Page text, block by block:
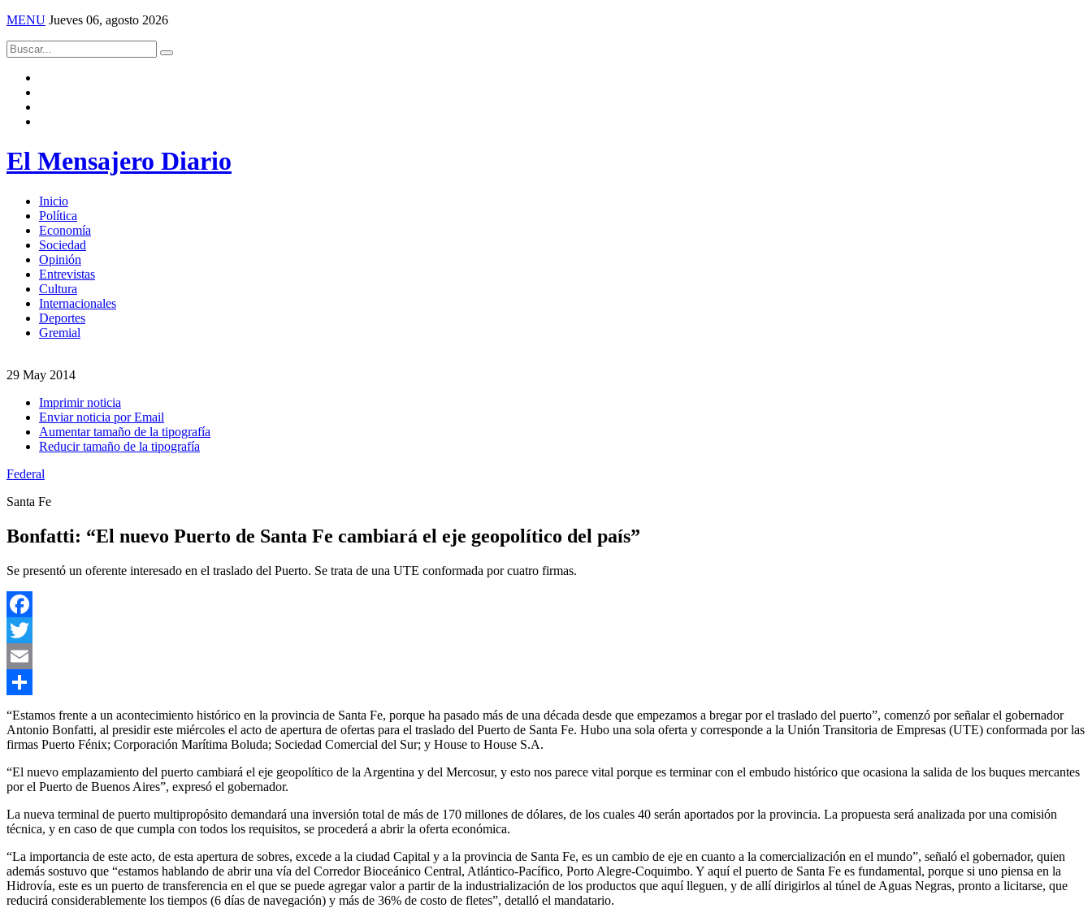
MENU Jueves 06, agosto 2026
El Mensajero Diario
Inicio
Política
Economía
Sociedad
Opinión
Entrevistas
Cultura
Internacionales
Deportes
Gremial
29 May 2014
Imprimir noticia
Enviar noticia por Email
Aumentar tamaño de la tipografía
Reducir tamaño de la tipografía
Federal
Santa Fe
Bonfatti: “El nuevo Puerto de Santa Fe cambiará el eje geopolítico del país”
Se presentó un oferente interesado en el traslado del Puerto. Se trata de una UTE conformada por cuatro firmas.
Facebook
Twitter
Email
Compartir
“Estamos frente a un acontecimiento histórico en la provincia de Santa Fe, porque ha pasado más de una década desde que empezamos a bregar por el traslado del puerto”, comenzó por señalar el gobernador
Antonio Bonfatti, al presidir este miércoles el acto de apertura de ofertas para el traslado del Puerto de Santa Fe. Hubo una sola oferta y corresponde a la Unión Transitoria de Empresas (UTE) conformada por las
firmas Puerto Fénix; Corporación Marítima Boluda; Sociedad Comercial del Sur; y House to House S.A.
“El nuevo emplazamiento del puerto cambiará el eje geopolítico de la Argentina y del Mercosur, y esto nos parece vital porque es terminar con el embudo histórico que ocasiona la salida de los buques mercantes
por el Puerto de Buenos Aires”, expresó el gobernador.
La nueva terminal de puerto multipropósito demandará una inversión total de más de 170 millones de dólares, de los cuales 40 serán aportados por la provincia. La propuesta será analizada por una comisión
técnica, y en caso de que cumpla con todos los requisitos, se procederá a abrir la oferta económica.
“La importancia de este acto, de esta apertura de sobres, excede a la ciudad Capital y a la provincia de Santa Fe, es un cambio de eje en cuanto a la comercialización en el mundo”, señaló el gobernador, quien
además sostuvo que “estamos hablando de abrir una vía del Corredor Bioceánico Central, Atlántico-Pacífico, Porto Alegre-Coquimbo. Y aquí el puerto de Santa Fe es fundamental, porque si uno piensa en la
Hidrovía, este es un puerto de transferencia en el que se puede agregar valor a partir de la industrialización de los productos que aquí lleguen, y de allí dirigirlos al túnel de Aguas Negras, pronto a licitarse, que
reducirá considerablemente los tiempos (6 días de navegación) y más de 36% de costo de fletes”, detalló el mandatario.